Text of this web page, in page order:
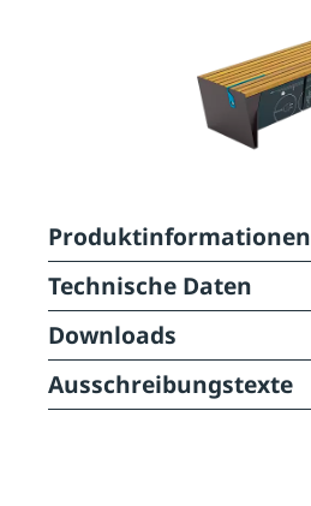
Produktinformationen
Technische Daten
Downloads
Ausschreibungstexte